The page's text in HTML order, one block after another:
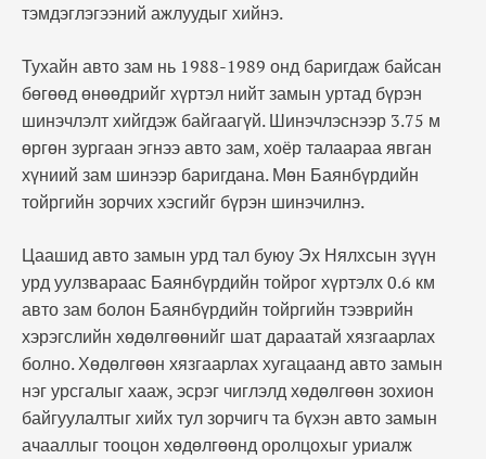
тэмдэглэгээний ажлуудыг хийнэ.
Тухайн авто зам нь 1988-1989 онд баригдаж байсан
бөгөөд өнөөдрийг хүртэл нийт замын уртад бүрэн
шинэчлэлт хийгдэж байгаагүй. Шинэчлэснээр 3.75 м
өргөн зургаан эгнээ авто зам, хоёр талаараа явган
хүниий зам шинээр баригдана. Мөн Баянбүрдийн
тойргийн зорчих хэсгийг бүрэн шинэчилнэ.
Цаашид авто замын урд тал буюу Эх Нялхсын зүүн
урд уулзвараас Баянбүрдийн тойрог хүртэлх 0.6 км
авто зам болон Баянбүрдийн тойргийн тээврийн
хэрэгслийн хөдөлгөөнийг шат дараатай хязгаарлах
болно. Хөдөлгөөн хязгаарлах хугацаанд авто замын
нэг урсгалыг хааж, эсрэг чиглэлд хөдөлгөөн зохион
байгуулалтыг хийх тул зорчигч та бүхэн авто замын
ачааллыг тооцон хөдөлгөөнд оролцохыг уриалж